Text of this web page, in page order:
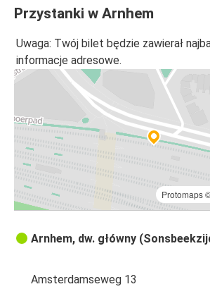
Przystanki w Arnhem
Uwaga: Twój bilet będzie zawierał
informacje adresowe.
Protomaps
Arnhem, dw. główny
Amsterdamseweg 13